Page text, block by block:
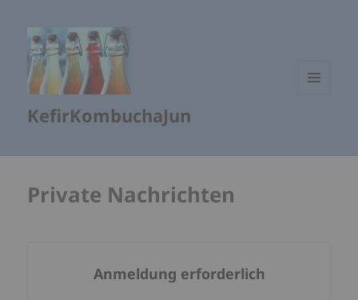
KefirKombuchaJun
Private Nachrichten
Anmeldung erforderlich